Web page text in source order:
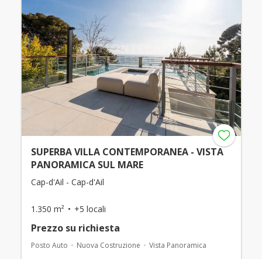
SUPERBA VILLA CONTEMPORANEA - VISTA
PANORAMICA SUL MARE
Cap-d'Ail - Cap-d'Ail
1.350 m² +5 locali
Prezzo su richiesta
Posto Auto Nuova Costruzione Vista Panoramica